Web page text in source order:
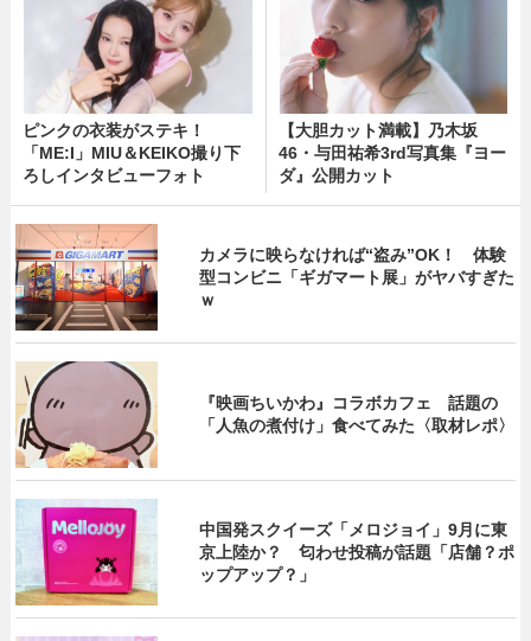
ピンクの衣装がステキ！
「ME:I」MIU＆KEIKO撮り下
ろしインタビューフォト
【大胆カット満載】乃木坂
46・与田祐希3rd写真集『ヨー
ダ』公開カット
カメラに映らなければ“盗み”OK！ 体験
型コンビニ「ギガマート展」がヤバすぎた
ｗ
『映画ちいかわ』コラボカフェ 話題の
「人魚の煮付け」食べてみた〈取材レポ〉
中国発スクイーズ「メロジョイ」9月に東
京上陸か？ 匂わせ投稿が話題「店舗？ポ
ップアップ？」